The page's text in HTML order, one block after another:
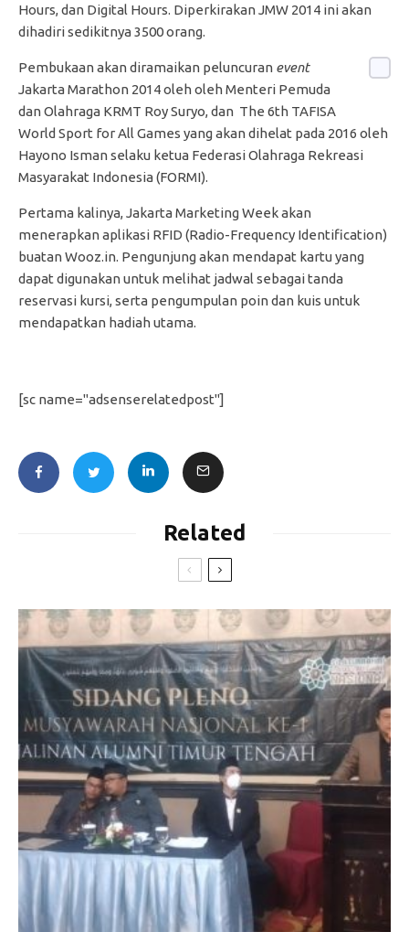
Hours, dan Digital Hours. Diperkirakan JMW 2014 ini akan
dihadiri sedikitnya 3500 orang.
Pembukaan akan diramaikan peluncuran event
Jakarta Marathon 2014 oleh oleh Menteri Pemuda
dan Olahraga KRMT Roy Suryo, dan The 6th TAFISA
World Sport for All Games yang akan dihelat pada 2016 oleh
Hayono Isman selaku ketua Federasi Olahraga Rekreasi
Masyarakat Indonesia (FORMI).
Pertama kalinya, Jakarta Marketing Week akan
menerapkan aplikasi RFID (Radio-Frequency Identification)
buatan Wooz.in. Pengunjung akan mendapat kartu yang
dapat digunakan untuk melihat jadwal sebagai tanda
reservasi kursi, serta pengumpulan poin dan kuis untuk
mendapatkan hadiah utama.
[sc name="adsenserelatedpost"]
Related